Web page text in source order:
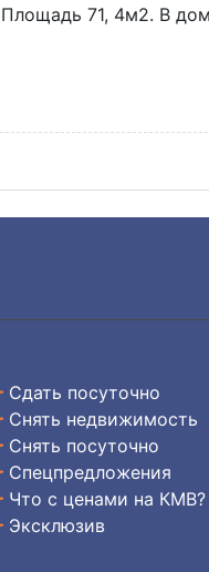
Площадь 71, 4м2. В
Сдать посуточно
Снять недвижимость
Снять посуточно
Спецпредложения
Что с ценами на КМВ?
Эксклюзив